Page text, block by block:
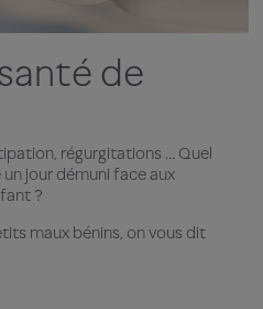
de
régurgitations … Quel
jour démuni face aux
?
maux bénins, on vous dit